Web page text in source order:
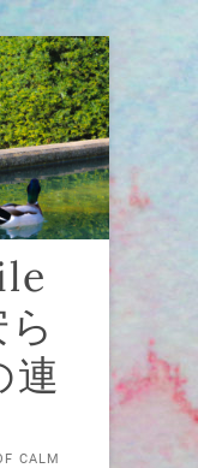
連
CALM